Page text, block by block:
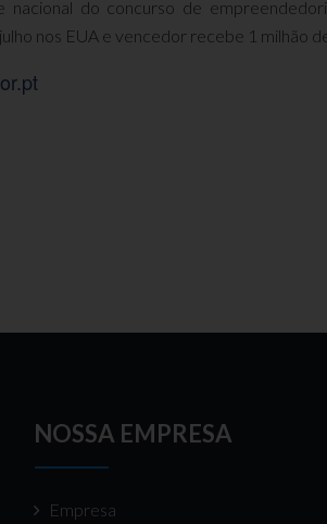
do concurso de
nos EUA e vencedor recebe 1 milhão
NOSSA EMPRESA
Empresa